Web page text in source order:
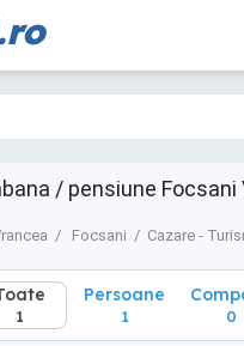
/ pensiune
Focsani Cazare -
1
1
Persoane
1 0